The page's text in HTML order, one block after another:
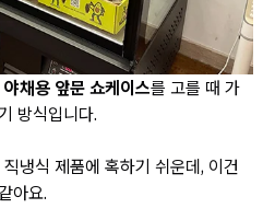
야채용 앞문 쇼케이스를 고를 때 가
방식입니다.
냉식 제품에 혹하기 쉬운데, 이건
아요.